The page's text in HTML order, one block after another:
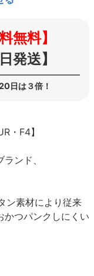
無料】
発送】
日は３倍！
・F4】
ンド、
ン素材により従来
かつパンクしにくい